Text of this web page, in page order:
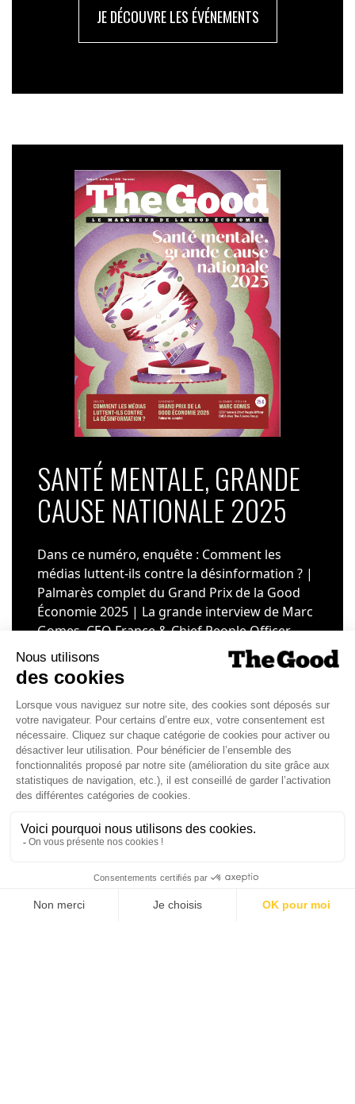
JE DÉCOUVRE LES ÉVÉNEMENTS
SANTÉ MENTALE, GRANDE
CAUSE NATIONALE 2025
Dans ce numéro, enquête : Comment les
médias luttent-ils contre la désinformation ? |
Palmarès complet du Grand Prix de la Good
Économie 2025 | La grande interview de Marc
Gomes, CEO France & Chief People Officer
EMEA chez The Adecco Group
J'ACHÈTE LE NUMÉRO
JE M'ABONNE 1 AN - 4 NUM.
JE DÉCOUVRE LES NUMÉROS PRÉCÉDENTS
Je suis déjà abonné(e) :je consulte la revue en
version digitale